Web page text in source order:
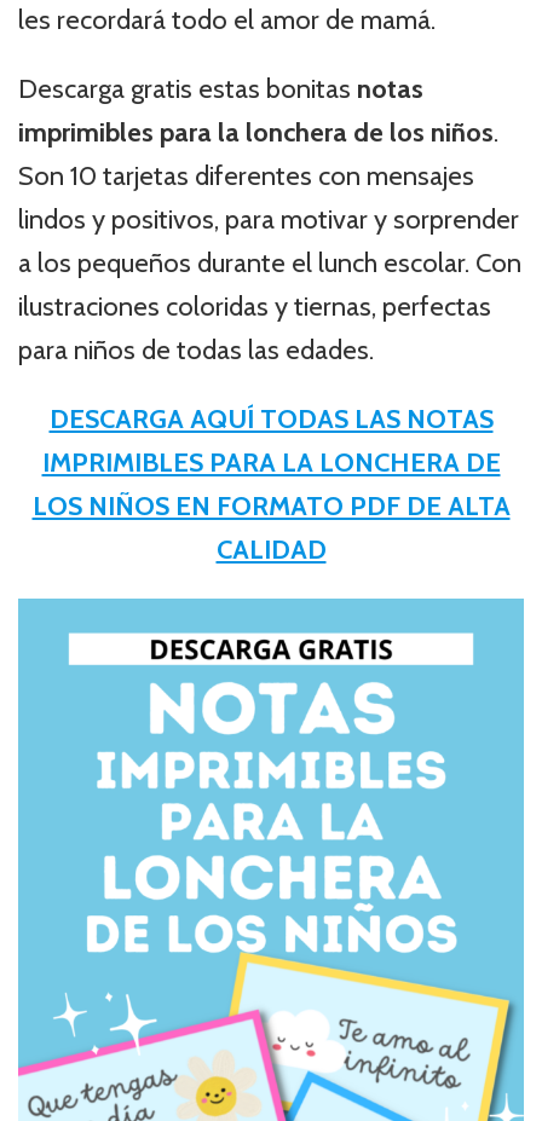
les recordará todo el amor de mamá.
Descarga gratis estas bonitas notas
imprimibles para la lonchera de los niños.
Son 10 tarjetas diferentes con mensajes
lindos y positivos, para motivar y sorprender
a los pequeños durante el lunch escolar. Con
ilustraciones coloridas y tiernas, perfectas
para niños de todas las edades.
DESCARGA AQUÍ TODAS LAS NOTAS
IMPRIMIBLES PARA LA LONCHERA DE
LOS NIÑOS EN FORMATO PDF DE ALTA
CALIDAD